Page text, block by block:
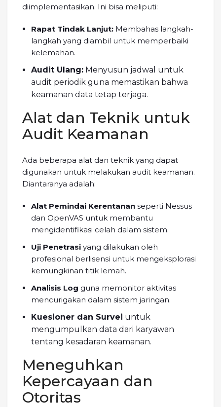
diimplementasikan. Ini bisa meliputi:
Rapat Tindak Lanjut: Membahas langkah-
langkah yang diambil untuk memperbaiki
kelemahan.
Audit Ulang: Menyusun jadwal untuk
audit periodik guna memastikan bahwa
keamanan data tetap terjaga.
Alat dan Teknik untuk
Audit Keamanan
Ada beberapa alat dan teknik yang dapat
digunakan untuk melakukan audit keamanan.
Diantaranya adalah:
Alat Pemindai Kerentanan seperti Nessus
dan OpenVAS untuk membantu
mengidentifikasi celah dalam sistem.
Uji Penetrasi yang dilakukan oleh
profesional berlisensi untuk mengeksplorasi
kemungkinan titik lemah.
Analisis Log guna memonitor aktivitas
mencurigakan dalam sistem jaringan.
Kuesioner dan Survei untuk
mengumpulkan data dari karyawan
tentang kesadaran keamanan.
Meneguhkan
Kepercayaan dan
Otoritas